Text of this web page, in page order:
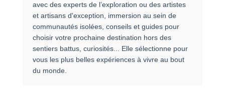
avec des experts de l’exploration ou des artistes
et artisans d'exception, immersion au sein de
communautés isolées, conseils et guides pour
choisir votre prochaine destination hors des
sentiers battus, curiosités... Elle sélectionne pour
vous les plus belles expériences à vivre au bout
du monde.